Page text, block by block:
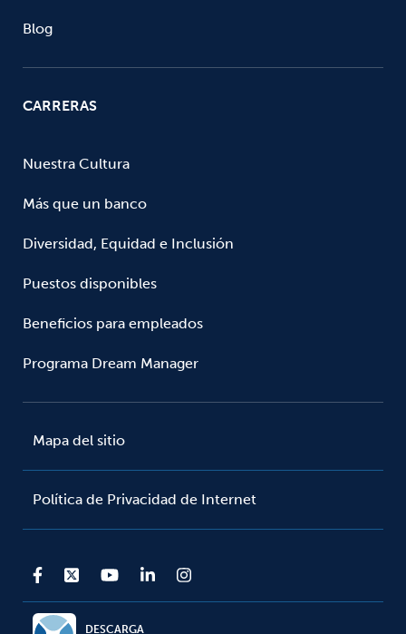
Blog
CARRERAS
Nuestra Cultura
Más que un banco
Diversidad, Equidad e Inclusión
Puestos disponibles
Beneficios para empleados
Programa Dream Manager
Mapa del sitio
Política de Privacidad de Internet
DESCARGA